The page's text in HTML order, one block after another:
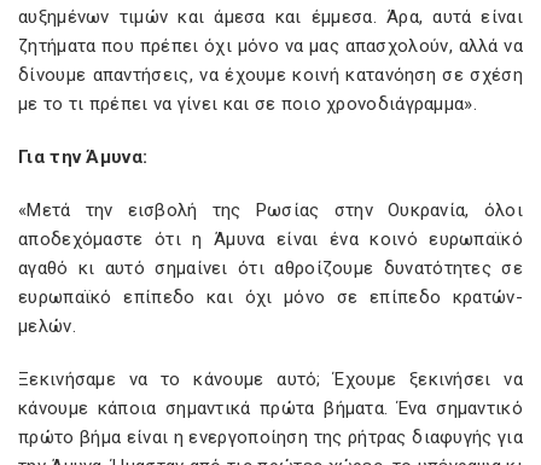
αυξημένων τιμών και άμεσα και έμμεσα. Άρα, αυτά είναι
ζητήματα που πρέπει όχι μόνο να μας απασχολούν, αλλά να
δίνουμε απαντήσεις, να έχουμε κοινή κατανόηση σε σχέση
με το τι πρέπει να γίνει και σε ποιο χρονοδιάγραμμα».
Για την Άμυνα:
«Μετά την εισβολή της Ρωσίας στην Ουκρανία, όλοι
αποδεχόμαστε ότι η Άμυνα είναι ένα κοινό ευρωπαϊκό
αγαθό κι αυτό σημαίνει ότι αθροίζουμε δυνατότητες σε
ευρωπαϊκό επίπεδο και όχι μόνο σε επίπεδο κρατών-
μελών.
Ξεκινήσαμε να το κάνουμε αυτό; Έχουμε ξεκινήσει να
κάνουμε κάποια σημαντικά πρώτα βήματα. Ένα σημαντικό
πρώτο βήμα είναι η ενεργοποίηση της ρήτρας διαφυγής για